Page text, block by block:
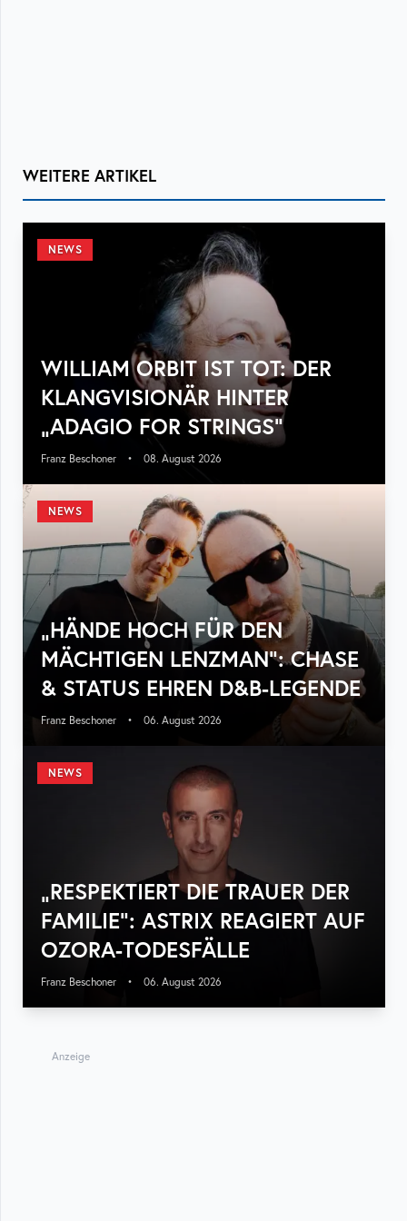
WEITERE ARTIKEL
NEWS
WILLIAM ORBIT IST TOT: DER
KLANGVISIONÄR HINTER
„ADAGIO FOR STRINGS“
Franz Beschoner • 08. August 2026
NEWS
„HÄNDE HOCH FÜR DEN
MÄCHTIGEN LENZMAN“: CHASE
& STATUS EHREN D&B-LEGENDE
Franz Beschoner • 06. August 2026
NEWS
„RESPEKTIERT DIE TRAUER DER
FAMILIE“: ASTRIX REAGIERT AUF
OZORA-TODESFÄLLE
Franz Beschoner • 06. August 2026
Anzeige